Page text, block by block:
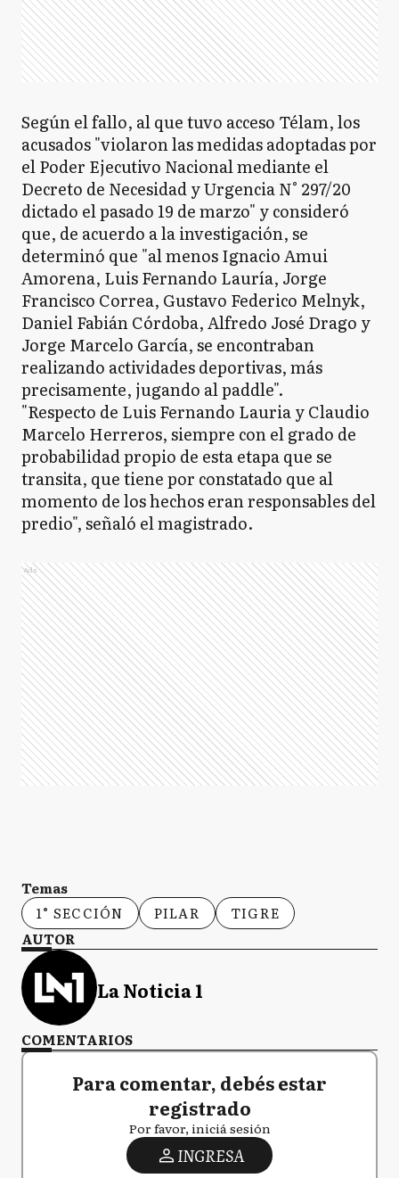
Según el fallo, al que tuvo acceso Télam, los
acusados "violaron las medidas adoptadas por
el Poder Ejecutivo Nacional mediante el
Decreto de Necesidad y Urgencia N° 297/20
dictado el pasado 19 de marzo" y consideró
que, de acuerdo a la investigación, se
determinó que "al menos Ignacio Amui
Amorena, Luis Fernando Lauría, Jorge
Francisco Correa, Gustavo Federico Melnyk,
Daniel Fabián Córdoba, Alfredo José Drago y
Jorge Marcelo García, se encontraban
realizando actividades deportivas, más
precisamente, jugando al paddle".
"Respecto de Luis Fernando Lauria y Claudio
Marcelo Herreros, siempre con el grado de
probabilidad propio de esta etapa que se
transita, que tiene por constatado que al
momento de los hechos eran responsables del
predio", señaló el magistrado.
Ads
Temas
1° SECCIÓN
PILAR
TIGRE
AUTOR
La Noticia 1
COMENTARIOS
Para comentar, debés estar
registrado
Por favor, iniciá sesión
INGRESA